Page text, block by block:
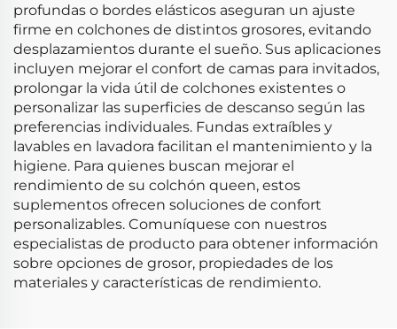
profundas o bordes elásticos aseguran un ajuste
firme en colchones de distintos grosores, evitando
desplazamientos durante el sueño. Sus aplicaciones
incluyen mejorar el confort de camas para invitados,
prolongar la vida útil de colchones existentes o
personalizar las superficies de descanso según las
preferencias individuales. Fundas extraíbles y
lavables en lavadora facilitan el mantenimiento y la
higiene. Para quienes buscan mejorar el
rendimiento de su colchón queen, estos
suplementos ofrecen soluciones de confort
personalizables. Comuníquese con nuestros
especialistas de producto para obtener información
sobre opciones de grosor, propiedades de los
materiales y características de rendimiento.